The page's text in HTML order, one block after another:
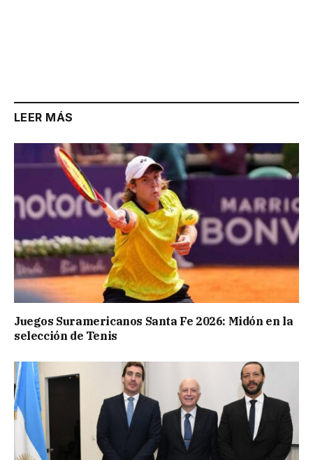
LEER MÁS
Juegos Suramericanos Santa Fe 2026: Midón en la
selección de Tenis